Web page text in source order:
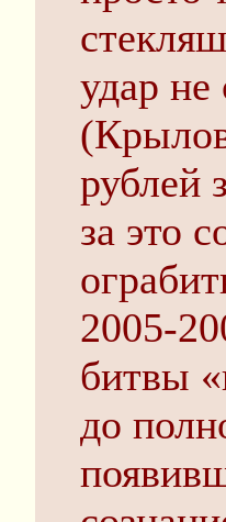
удар
рублей
за это
2005-
битвы
до